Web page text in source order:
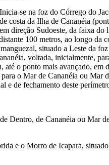
se na foz do Córrego do
costa da Ilha de Cananéia
direção Sudoeste, da faixa
100 metros, ao longo da
situado a Leste da
voltada, inicialmente,
o ponto mais avançado, em
o Mar de Cananéia ou Mar
e de fechamento deste
de Cananéia ou Mar
e o Morro de Icapara,